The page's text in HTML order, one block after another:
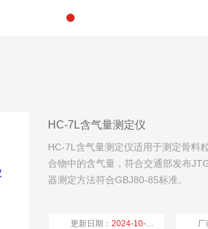
HC-7L含气量测定仪
HC-7L含气量测定仪适用于测定骨
合物中的含气量，符合交通部发布
器测定方法符合GBJ80-85标准。
更新日期：2024-10-25 厂